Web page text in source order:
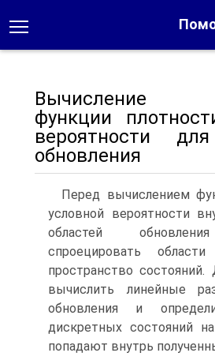
Вычисление
функции
вероятности
обновления
Перед вычислением
условной вероятности
областей
спроецировать
пространство
вычислить линейные
обновления и
дискретных состояний
попадают внутрь